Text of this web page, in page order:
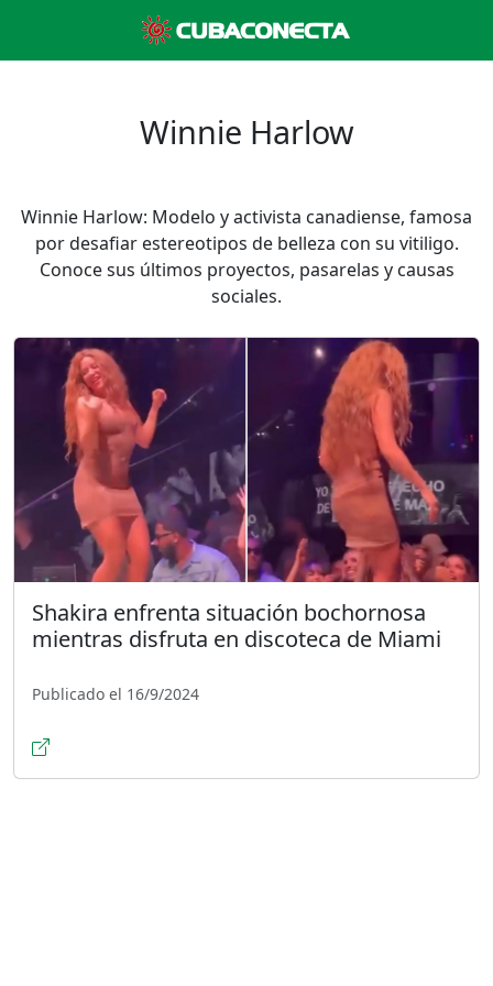
Winnie Harlow
Winnie Harlow: Modelo y activista canadiense, famosa
por desafiar estereotipos de belleza con su vitiligo.
Conoce sus últimos proyectos, pasarelas y causas
sociales.
Shakira enfrenta situación bochornosa
mientras disfruta en discoteca de Miami
Publicado el 16/9/2024